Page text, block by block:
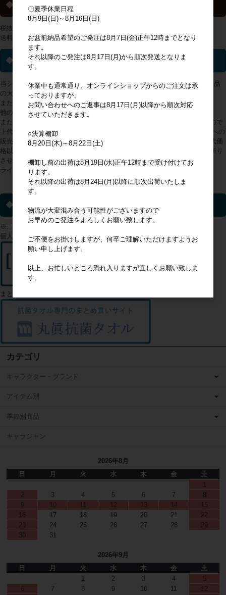
◆ 送料について
税抜2万円以上の購入で送料無料
送料一覧はこちらから
◆ ライセンス商品について
当ショップで取り扱っておりますライセンス(キャラクター・ブランド)商品
の大多数は、販売地域が日本国内に限定されております。
また、アミューズメントへの使用は出来かねます。
他の製品や企業の販売促進、景品等にも使用できません。
また、弊社が商品画面に入力している上代以上での販売ができかねますので
上代を上げて販売されないようお願い申し上げます。 万が一、日本国外への
販売や、他の製品や企業の販売促進、景品等に利用されていること、上代価
格以上の販売が判明した際は、会員登録を抹消の上、今後のご利用をお断り
させていただくことをあらかじめご理解ください。
ライセンス商品以外についてはこの限りではありません。
ライセンス一覧▼
◆ 個人のお客様へ
※このサイトは企業様向けのサイトになります。
個人のお客様はこちらからご確認ください
まとめ買いをご希望のお客様はこちら
カテゴリ
キャラクター・ブランド
アイテム別
季節別商品
キャラジャン
2026年8月
日
月 火 水 木 金
土
1
2
3 4 5 6 7
8
9
10 11 12 13 14
15
16
17 18 19 20 21
22
23
24 25 26 27 28
29
30
31
2026年9月
日
月 火 水 木 金
土
1
2 3 4
5
6
7 8 9 10 11 12
〇夏季休業日程
8月9日(日)～8月16日(日)
お盆前納品希望のご発注は8月7日(金)正午12時までとなり
ます。
それ以降のご発注は8月17日(月)から順次発送となりま
す。
休業中も通常通り、オンラインショップからのご注文は承
っておりますが、
お問い合わせへのご返事は8月17日(月)以降から順次対応
させていただきます。
○決算棚卸
8月20日(木)～8月22日(土)
棚卸し前の出荷は8月19日(水)正午12時まで受け付けてお
ります。
それ以降の出荷は8月24日(月)以降に順次出荷いたしま
す。
物流が大変混み合う可能性がございますので
お早めのご発注をよろしくお願い致します。
ご不便をお掛けしますが、何卒ご理解いただけますようお
願い申し上げます。
以上、お忙しいところ恐れ入りますが宜しくお願い致しま
す。